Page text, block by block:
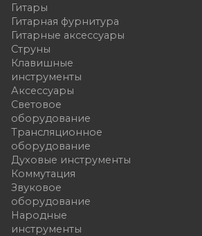
Гитары
Гитарная фурнитура
Гитарные аксессуары
Струны
Клавишные
инструменты
Аксессуары
Световое
оборудование
Трансляционное
оборудование
Духовые инструменты
Коммутация
Звуковое
оборудование
Народные
инструменты